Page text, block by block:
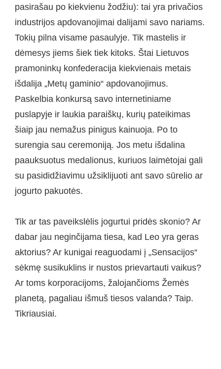
pasirašau po kiekvienu žodžiu): tai yra privačios
industrijos apdovanojimai dalijami savo nariams.
Tokių pilna visame pasaulyje. Tik mastelis ir
dėmesys jiems šiek tiek kitoks. Štai Lietuvos
pramoninkų konfederacija kiekvienais metais
išdalija „Metų gaminio“ apdovanojimus.
Paskelbia konkursą savo internetiniame
puslapyje ir laukia paraiškų, kurių pateikimas
šiaip jau nemažus pinigus kainuoja. Po to
surengia sau ceremoniją. Jos metu išdalina
paauksuotus medalionus, kuriuos laimėtojai gali
su pasididžiavimu užsiklijuoti ant savo sūrelio ar
jogurto pakuotės.
Tik ar tas paveikslėlis jogurtui pridės skonio? Ar
dabar jau neginčijama tiesa, kad Leo yra geras
aktorius? Ar kunigai reaguodami į „Sensacijos“
sėkmę susikuklins ir nustos prievartauti vaikus?
Ar toms korporacijoms, žalojančioms Žemės
planetą, pagaliau išmuš tiesos valanda? Taip.
Tikriausiai.